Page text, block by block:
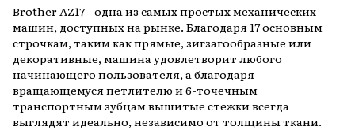
Brother AZ17 - одна из самых простых механических
машин, доступных на рынке. Благодаря 17 основным
строчкам, таким как прямые, зигзагообразные или
декоративные, машина удовлетворит любого
начинающего пользователя, а благодаря
вращающемуся петлителю и 6-точечным
транспортным зубцам вышитые стежки всегда
выглядят идеально, независимо от толщины ткани.